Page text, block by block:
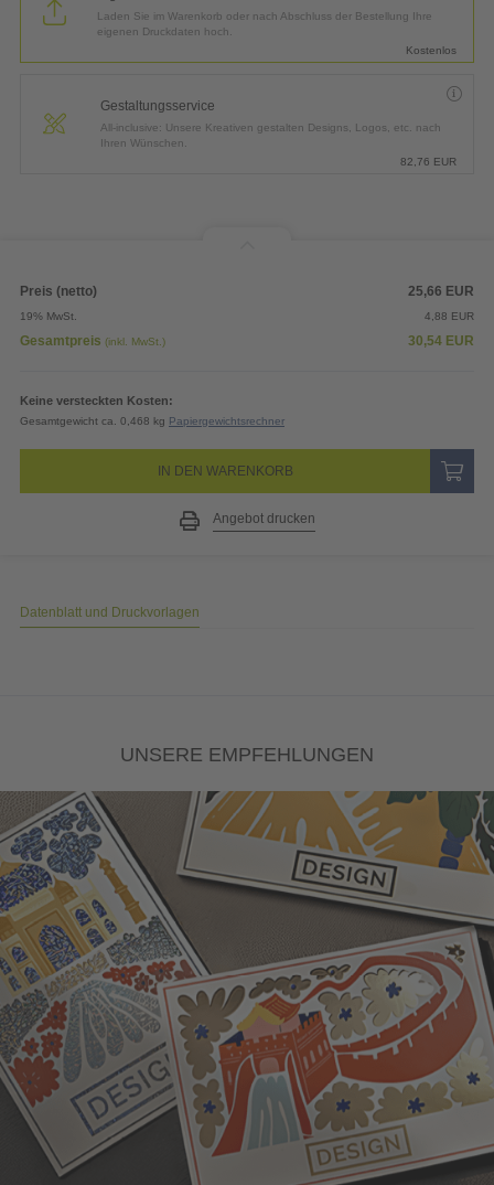
Laden Sie im Warenkorb oder nach Abschluss der Bestellung Ihre
eigenen Druckdaten hoch.
Kostenlos
Gestaltungsservice
All-inclusive: Unsere Kreativen gestalten Designs, Logos, etc. nach
Ihren Wünschen.
82,76 EUR
Preis (netto) 25,66 EUR
19% MwSt. 4,88 EUR
Gesamtpreis (inkl. MwSt.) 30,54 EUR
Keine versteckten Kosten:
Gesamtgewicht ca. 0,468 kg Papiergewichtsrechner
IN DEN WARENKORB
Angebot drucken
Datenblatt und Druckvorlagen
UNSERE EMPFEHLUNGEN